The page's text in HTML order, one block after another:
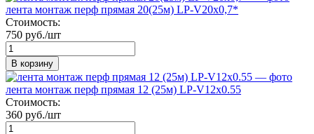
лента монтаж перф прямая 20(25м) LP-V20х0,7*
Стоимость:
750 руб./шт
В корзину
лента монтаж перф прямая 12 (25м) LP-V12х0.55
Стоимость:
360 руб./шт